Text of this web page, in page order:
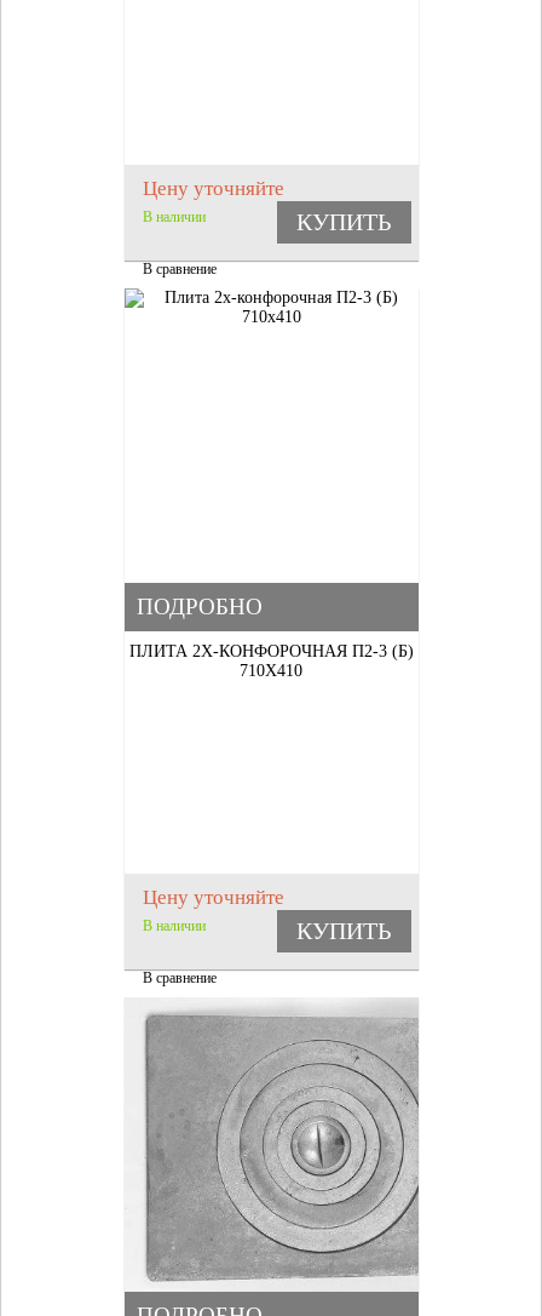
Цену уточняйте
В наличии КУПИТЬ
В сравнение
ПОДРОБНО
ПЛИТА 2Х-КОНФОРОЧНАЯ П2-3 (Б)
710Х410
Цену уточняйте
В наличии КУПИТЬ
В сравнение